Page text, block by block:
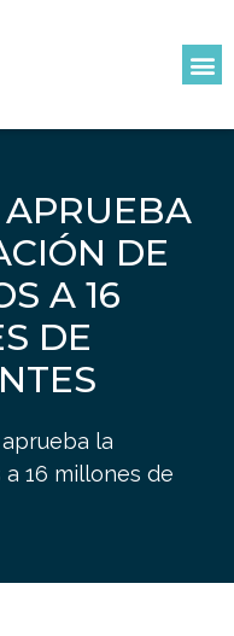
DE
A 16
DE
la
16 millones de